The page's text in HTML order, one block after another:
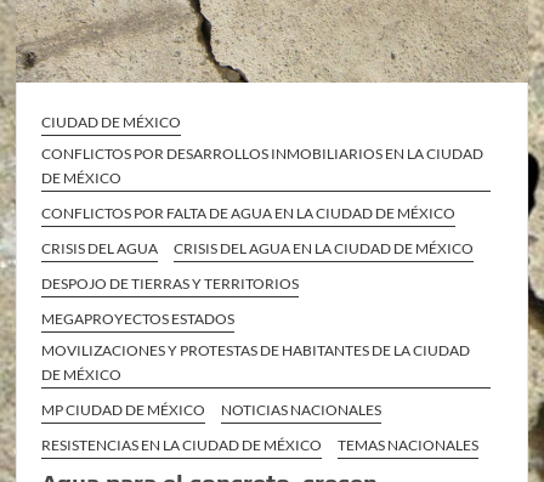
CIUDAD DE MÉXICO
CONFLICTOS POR DESARROLLOS INMOBILIARIOS EN LA CIUDAD
DE MÉXICO
CONFLICTOS POR FALTA DE AGUA EN LA CIUDAD DE MÉXICO
CRISIS DEL AGUA
CRISIS DEL AGUA EN LA CIUDAD DE MÉXICO
DESPOJO DE TIERRAS Y TERRITORIOS
MEGAPROYECTOS ESTADOS
MOVILIZACIONES Y PROTESTAS DE HABITANTES DE LA CIUDAD
DE MÉXICO
MP CIUDAD DE MÉXICO
NOTICIAS NACIONALES
RESISTENCIAS EN LA CIUDAD DE MÉXICO
TEMAS NACIONALES